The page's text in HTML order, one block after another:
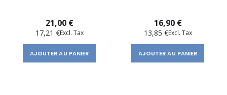
21,00 €
17,21 €
AJOUTER AU PANIER
16,90 €
13,85 €
AJOUTER AU PANIER